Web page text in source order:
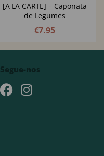
[A LA CARTE] – Caponata
de Legumes
€7.95
Segue-nos